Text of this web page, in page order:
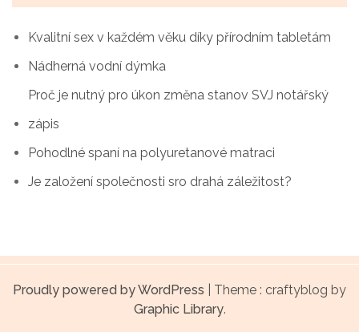
p
r
o
í
s
Kvalitní sex v každém věku díky přírodním tabletám
Nádherná vodní dýmka
Proč je nutný pro úkon změna stanov SVJ notářský
zápis
Pohodlné spaní na polyuretanové matraci
Je založení společnosti sro drahá záležitost?
Proudly powered by WordPress
Theme : craftyblog by
Graphic Library.